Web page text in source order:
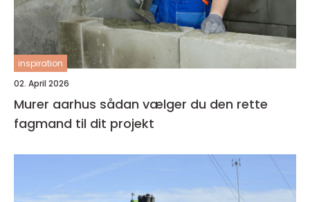
inspiration
02. April 2026
Murer aarhus sådan vælger du den rette
fagmand til dit projekt